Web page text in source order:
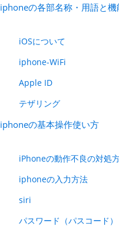
iphoneの各部名称・用語と機
iOSについて
iphone-WiFi
Apple ID
テザリング
iphoneの基本操作使い方
iPhoneの動作不良の対処
iphoneの入力方法
siri
パスワード（パスコード）